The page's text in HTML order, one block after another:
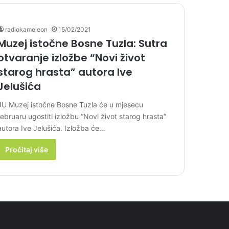
radiokameleon 15/02/2021
istočne Bosne Tuzla: Sutra
izložbe “Novi život
hrasta” autora Ive
Muzej istočne Bosne Tuzla će u mjesecu
ugostiti izložbu “Novi život starog hrasta”
Ive Jelušića. Izložba će…
Pročitaj više